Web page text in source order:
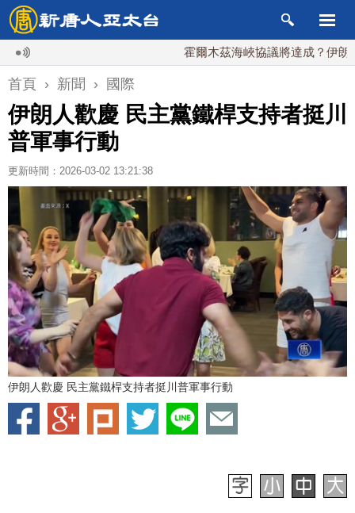
霍爾木茲海峽協議將達成？伊朗傳不收
首頁 › 新聞 › 國際
伊朗人歡慶 民主黨鐵桿支持者挺川
普軍事行動
更新時間：2026-03-02 13:21:38
伊朗人歡慶 民主黨鐵桿支持者挺川普軍事行動